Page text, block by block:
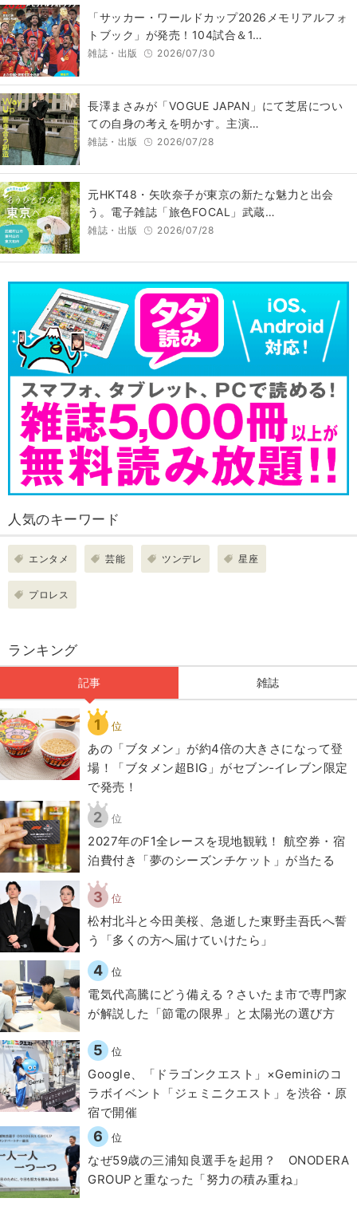
「サッカー・ワールドカップ2026メモリアルフォ
トブック」が発売！104試合＆1…
雑誌・出版 2026/07/30
長澤まさみが「VOGUE JAPAN」にて芝居につい
ての自身の考えを明かす。主演…
雑誌・出版 2026/07/28
元HKT48・矢吹奈子が東京の新たな魅力と出会
う。電子雑誌「旅色FOCAL」武蔵…
雑誌・出版 2026/07/28
人気のキーワード
エンタメ 芸能 ツンデレ 星座
プロレス
ランキング
記事 雑誌
1 位
あの「ブタメン」が約4倍の大きさになって登
場！「ブタメン超BIG」がセブン‐イレブン限定
で発売！
2 位
2027年のF1全レースを現地観戦！ 航空券・宿
泊費付き「夢のシーズンチケット」が当たる
3 位
松村北斗と今田美桜、急逝した東野圭吾氏へ誓
う「多くの方へ届けていけたら」
4 位
電気代高騰にどう備える？さいたま市で専門家
が解説した「節電の限界」と太陽光の選び方
5 位
Google、「ドラゴンクエスト」×Geminiのコ
ラボイベント「ジェミニクエスト」を渋谷・原
宿で開催
6 位
なぜ59歳の三浦知良選手を起用？ ONODERA
GROUPと重なった「努力の積み重ね」